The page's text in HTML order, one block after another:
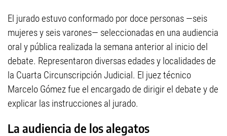
El jurado estuvo conformado por doce personas —seis
mujeres y seis varones— seleccionadas en una audiencia
oral y pública realizada la semana anterior al inicio del
debate. Representaron diversas edades y localidades de
la Cuarta Circunscripción Judicial. El juez técnico
Marcelo Gómez fue el encargado de dirigir el debate y de
explicar las instrucciones al jurado.
La audiencia de los alegatos